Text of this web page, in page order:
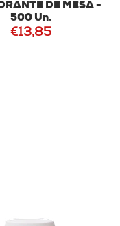
DE MESA -
500 Un.
€13,85